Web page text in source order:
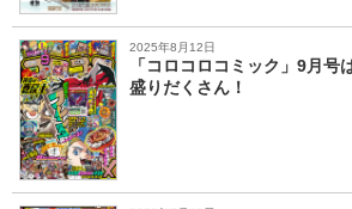
2025年8月12日
「コロコロコミック」9月号
盛りだくさん！